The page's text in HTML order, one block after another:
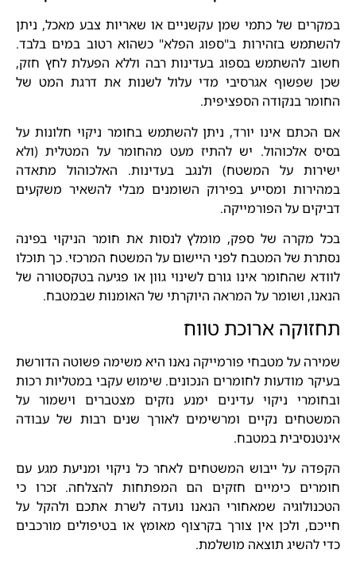
במקרים של כתמי שמן עקשניים או שאריות צבע מאכל, ניתן
להשתמש בזהירות ב"ספוג הפלא" כשהוא רטוב במים בלבד.
חשוב להשתמש בספוג בעדינות רבה וללא הפעלת לחץ חזק,
שכן שפשוף אגרסיבי מדי עלול לשנות את דרגת המט של
החומר בנקודה הספציפית.
אם הכתם אינו יורד, ניתן להשתמש בחומר ניקוי חלונות על
בסיס אלכוהול. יש להתיז מעט מהחומר על המטלית (ולא
ישירות על המשטח) ולנגב בעדינות. האלכוהול מתאדה
במהירות ומסייע בפירוק השומנים מבלי להשאיר משקעים
דביקים על הפורמייקה.
בכל מקרה של ספק, מומלץ לנסות את חומר הניקוי בפינה
נסתרת של המטבח לפני היישום על המשטח המרכזי. כך תוכלו
לוודא שהחומר אינו גורם לשינוי גוון או פגיעה בטקסטורה של
הנאנו, ושומר על המראה היוקרתי של האומנות שבמטבח.
תחזוקה ארוכת טווח
שמירה על מטבחי פורמייקה נאנו היא משימה פשוטה הדורשת
בעיקר מודעות לחומרים הנכונים. שימוש עקבי במטליות רכות
ובחומרי ניקוי עדינים ימנע נזקים מצטברים וישמור על
המשטחים נקיים ומרשימים לאורך שנים רבות של עבודה
אינטנסיבית במטבח.
הקפדה על ייבוש המשטחים לאחר כל ניקוי ומניעת מגע עם
חומרים כימיים חזקים הם המפתחות להצלחה. זכרו כי
הטכנולוגיה שמאחורי הנאנו נועדה לשרת אתכם ולהקל על
חייכם, ולכן אין צורך בקרצוף מאומץ או בטיפולים מורכבים
כדי להשיג תוצאה מושלמת.